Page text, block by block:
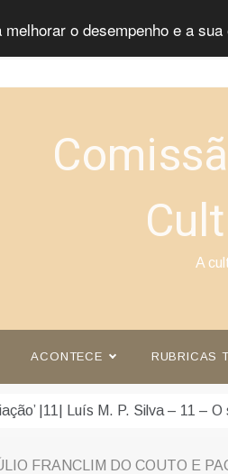
o desempenho e a
A
ACONTECE RUBRICAS
|11| Luís M. P. Silva – 11 –
FRANCLIM DO COUTO E